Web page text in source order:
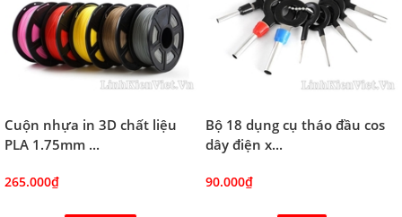
Cuộn nhựa in 3D chất liệu
PLA 1.75mm ...
265.000₫
Bộ 18 dụng cụ tháo đầu cos
dây điện x...
90.000₫